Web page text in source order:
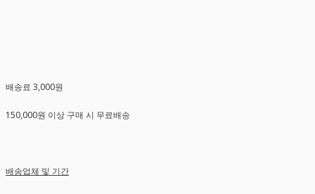
배송료 3,000원
150,000원 이상 구매 시 무료배송
배송업체 및 기간